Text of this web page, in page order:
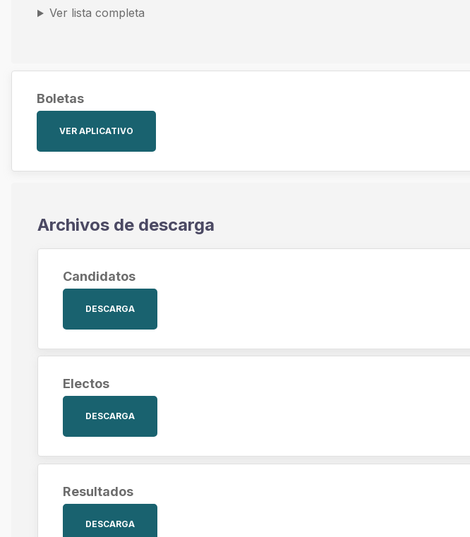
Ver lista completa
Boletas
VER APLICATIVO
Archivos de descarga
Candidatos
DESCARGA
Electos
DESCARGA
Resultados
DESCARGA